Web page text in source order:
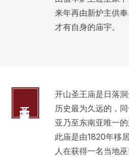
来年再由新炉主供
才有自身的庙宇。
开山圣王庙是日落
历史最为久远的，
亚乃至东南亚唯一的
此庙是由1820年移
人在获得一名当地